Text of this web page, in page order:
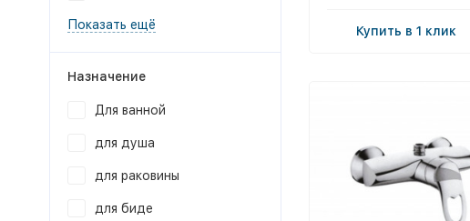
Купить в 1 клик
Показать ещё
Назначение
Для ванной
для душа
для раковины
для биде